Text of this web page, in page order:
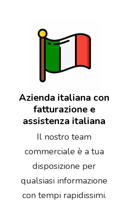
Azienda italiana con
fatturazione e
assistenza italiana
Il nostro team
commerciale è a tua
disposizione per
qualsiasi informazione
con tempi rapidissimi.